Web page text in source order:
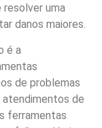
uma
danos maiores.
é a
de problemas
de
ferramentas